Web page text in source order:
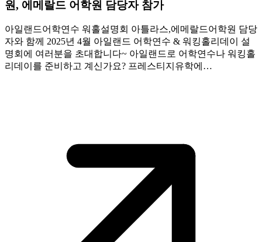
원, 에메랄드 어학원 담당자 참가
아일랜드어학연수 워홀설명회 아틀라스,에메랄드어학원 담당
자와 함께 2025년 4월 아일랜드 어학연수 & 워킹홀리데이 설
명회에 여러분을 초대합니다~ 아일랜드로 어학연수나 워킹홀
리데이를 준비하고 계신가요? 프레스티지유학에…